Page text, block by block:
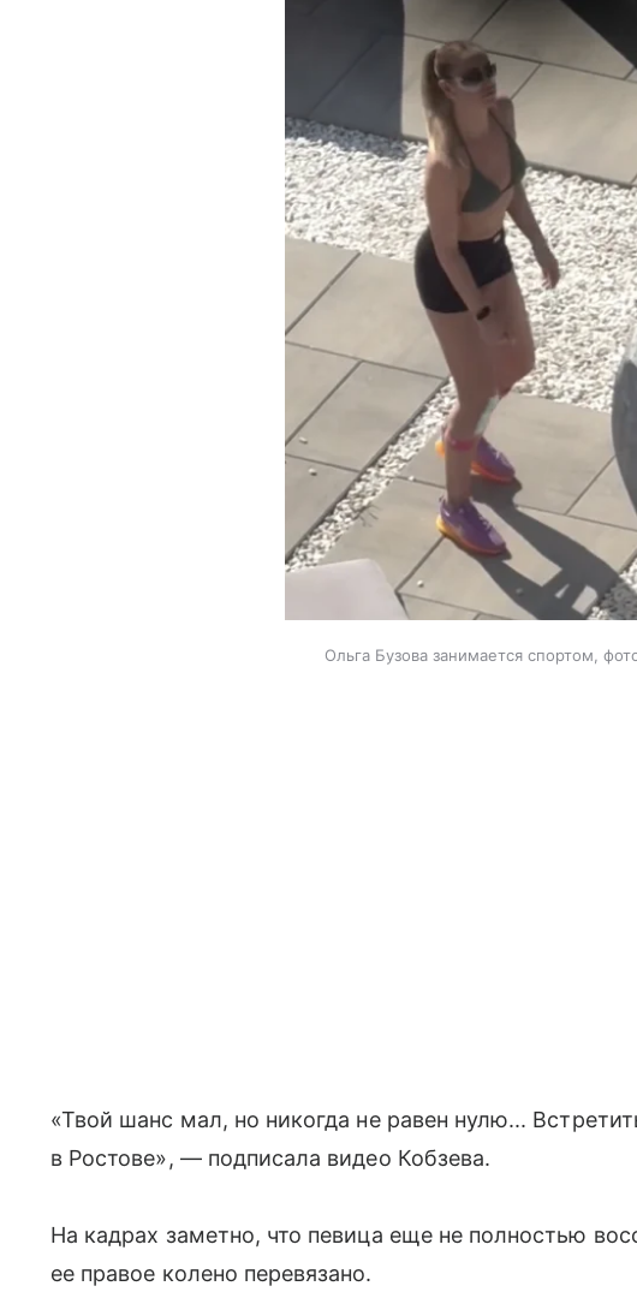
Ольга Бузова занимается спортом,
«Твой шанс мал, но никогда не равен нулю...
в Ростове», — подписала видео Кобзева.
На кадрах заметно, что певица еще не полностью
ее правое колено перевязано.